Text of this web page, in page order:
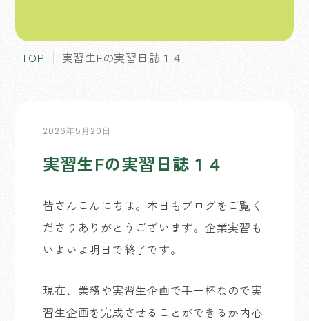
TOP 実習生Fの実習日誌１４
2026年5月20日
実習生Fの実習日誌１４
皆さんこんにちは。本日もブログをご覧く
ださりありがとうございます。企業実習も
いよいよ明日で終了です。
現在、業務や実習生企画で手一杯なので実
習生企画を完成させることができるか内心